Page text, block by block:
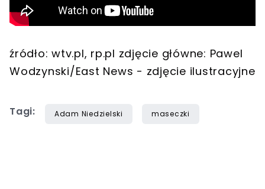
źródło: wtv.pl, rp.pl zdjęcie główne: Pawel
Wodzynski/East News - zdjęcie ilustracyjne
Tagi: Adam Niedzielski maseczki